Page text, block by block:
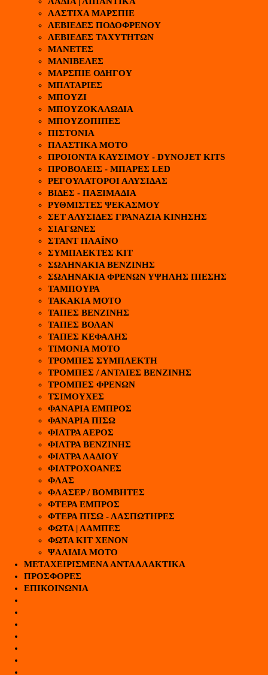
ΛΑΣΤΙΧΑ ΜΑΡΣΠΙΕ
ΛΕΒΙΕΔΕΣ ΠΟΔΟΦΡΕΝΟΥ
ΛΕΒΙΕΔΕΣ ΤΑΧΥΤΗΤΩΝ
ΜΑΝΕΤΕΣ
ΜΑΝΙΒΕΛΕΣ
ΜΑΡΣΠΙΕ ΟΔΗΓΟΥ
ΜΠΑΤΑΡΙΕΣ
ΜΠΟΥΖΙ
ΜΠΟΥΖΟΚΑΛΩΔΙΑ
ΜΠΟΥΖΟΠΙΠΕΣ
ΠΙΣΤΟΝΙΑ
ΠΛΑΣΤΙΚΑ ΜΟΤΟ
ΠΡΟΙΟΝΤΑ ΚΑΥΣΙΜΟΥ - DYNOJET KITS
ΠΡΟΒΟΛΕΙΣ - ΜΠΑΡΕΣ LED
ΡΕΓΟΥΛΑΤΟΡΟΙ ΑΛΥΣΙΔΑΣ
ΒΙΔΕΣ - ΠΑΞΙΜΑΔΙΑ
ΡΥΘΜΙΣΤΕΣ ΨΕΚΑΣΜΟΥ
ΣΕΤ ΑΛΥΣΙΔΕΣ ΓΡΑΝΑΖΙΑ ΚΙΝΗΣΗΣ
ΣΙΑΓΩΝΕΣ
ΣΤΑΝΤ ΠΛΑΪΝΟ
ΣΥΜΠΛΕΚΤΕΣ ΚΙΤ
ΣΩΛΗΝΑΚΙΑ ΒΕΝΖΙΝΗΣ
ΣΩΛΗΝΑΚΙΑ ΦΡΕΝΩΝ ΥΨΗΛΗΣ ΠΙΕΣΗΣ
ΤΑΜΠΟΥΡΑ
ΤΑΚΑΚΙΑ ΜΟΤΟ
ΤΑΠΕΣ ΒΕΝΖΙΝΗΣ
ΤΑΠΕΣ ΒΟΛΑΝ
ΤΑΠΕΣ ΚΕΦΑΛΗΣ
ΤΙΜΟΝΙΑ ΜΟΤΟ
ΤΡΟΜΠΕΣ ΣΥΜΠΛΕΚΤΗ
ΤΡΟΜΠΕΣ / ΑΝΤΛΙΕΣ ΒΕΝΖΙΝΗΣ
ΤΡΟΜΠΕΣ ΦΡΕΝΩΝ
ΤΣΙΜΟΥΧΕΣ
ΦΑΝΑΡΙΑ ΕΜΠΡΟΣ
ΦΑΝΑΡΙΑ ΠΙΣΩ
ΦΙΛΤΡΑ ΑΕΡΟΣ
ΦΙΛΤΡΑ ΒΕΝΖΙΝΗΣ
ΦΙΛΤΡΑ ΛΑΔΙΟΥ
ΦΙΛΤΡΟΧΟΑΝΕΣ
ΦΛΑΣ
ΦΛΑΣΕΡ / ΒΟΜΒΗΤΕΣ
ΦΤΕΡΑ ΕΜΠΡΟΣ
ΦΤΕΡΑ ΠΙΣΩ - ΛΑΣΠΩΤΗΡΕΣ
ΦΩΤΑ | ΛΑΜΠΕΣ
ΦΩΤΑ KIT XENON
ΨΑΛΙΔΙΑ ΜΟΤΟ
ΜΕΤΑΧΕΙΡΙΣΜΕΝΑ ΑΝΤΑΛΛΑΚΤΙΚΑ
ΠΡΟΣΦΟΡΕΣ
ΕΠΙΚΟΙΝΩΝΙΑ